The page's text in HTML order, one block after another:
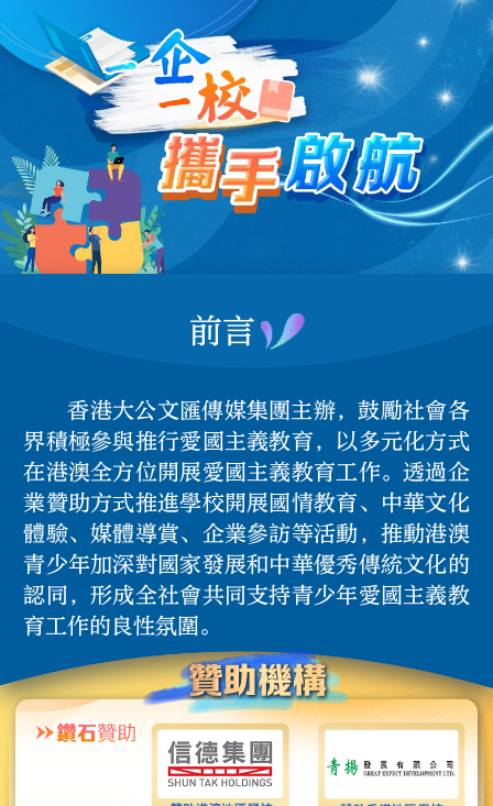
前言
香港大公文匯傳媒集團主辦，鼓勵社會各
界積極參與推行愛國主義教育，以多元化方式
在港澳全方位開展愛國主義教育工作。透過企
業贊助方式推進學校開展國情教育、中華文化
體驗、媒體導賞、企業參訪等活動，推動港澳
青少年加深對國家發展和中華優秀傳統文化的
認同，形成全社會共同支持青少年愛國主義教
育工作的良性氛圍。